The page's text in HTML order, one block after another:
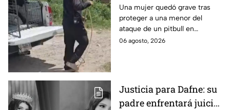
una menor; hoy lucha
por su vida en Zapopan
Una mujer quedó grave tras
proteger a una menor del
ataque de un pitbull en
Zapopan; la víctima sufrió
06 agosto, 2026
Justicia para Dafne: su
padre enfrentará juicio